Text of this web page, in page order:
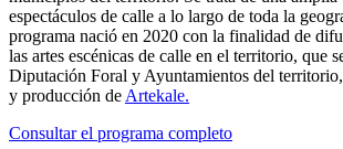
espectáculos de calle a lo largo de toda la
programa nació en 2020 con la finalidad de
las artes escénicas de calle en el territorio, que
Diputación Foral y Ayuntamientos del
y producción de Artekale.
Consultar el programa completo